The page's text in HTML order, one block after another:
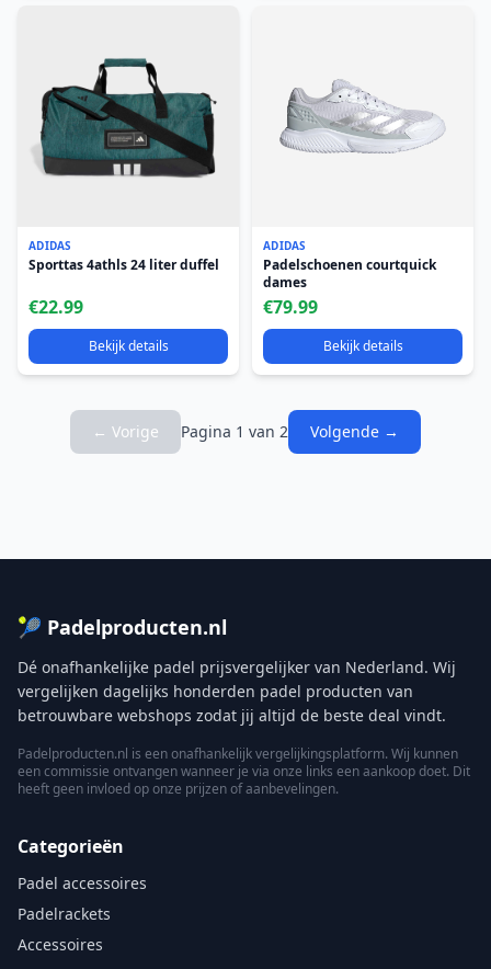
ADIDAS
Sporttas 4athls 24 liter duffel
€22.99
Bekijk details
ADIDAS
Padelschoenen courtquick
dames
€79.99
Bekijk details
← Vorige Pagina 1 van 2 Volgende →
🎾 Padelproducten.nl
Dé onafhankelijke padel prijsvergelijker van Nederland. Wij
vergelijken dagelijks honderden padel producten van
betrouwbare webshops zodat jij altijd de beste deal vindt.
Padelproducten.nl is een onafhankelijk vergelijkingsplatform. Wij kunnen
een commissie ontvangen wanneer je via onze links een aankoop doet. Dit
heeft geen invloed op onze prijzen of aanbevelingen.
Categorieën
Padel accessoires
Padelrackets
Accessoires